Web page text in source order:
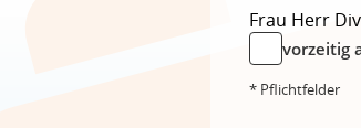
Frau Herr
vorzeitig
* Pflichtfelder